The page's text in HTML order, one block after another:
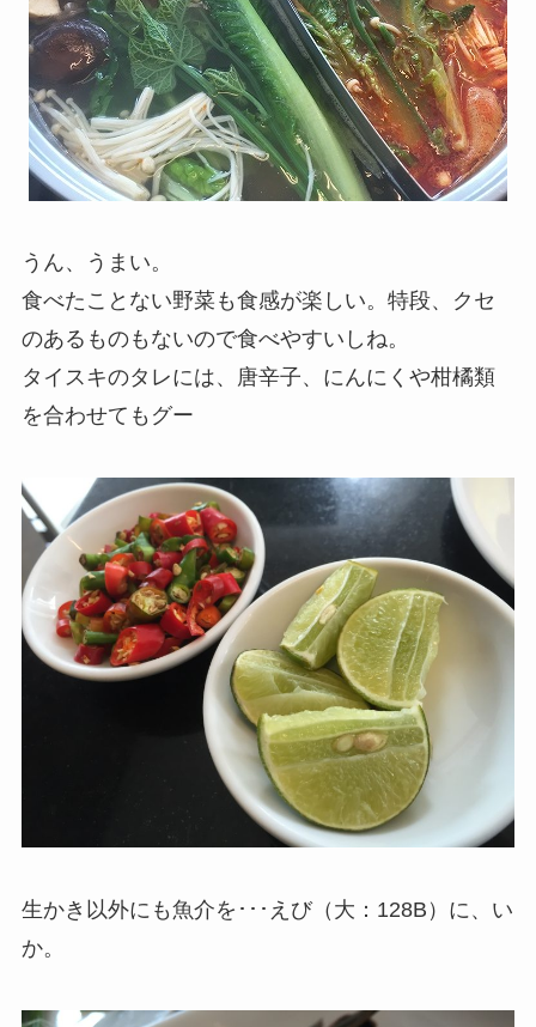
うん、うまい。
食べたことない野菜も食感が楽しい。特段、クセ
のあるものもないので食べやすいしね。
タイスキのタレには、唐辛子、にんにくや柑橘類
を合わせてもグー
生かき以外にも魚介を･･･えび（大：128B）に、い
か。